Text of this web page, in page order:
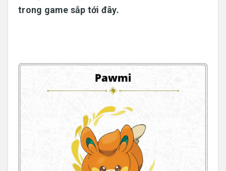
trong game sắp tới đây.